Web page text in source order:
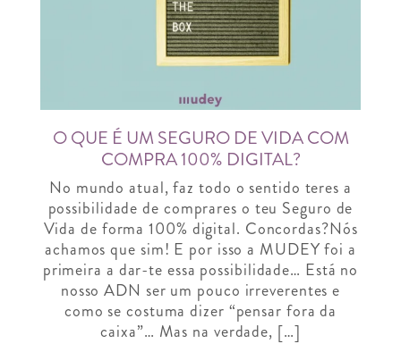
O QUE É UM SEGURO DE VIDA COM
COMPRA 100% DIGITAL?
No mundo atual, faz todo o sentido teres a
possibilidade de comprares o teu Seguro de
Vida de forma 100% digital. Concordas?Nós
achamos que sim! E por isso a MUDEY foi a
primeira a dar-te essa possibilidade… Está no
nosso ADN ser um pouco irreverentes e
como se costuma dizer “pensar fora da
caixa”… Mas na verdade, […]